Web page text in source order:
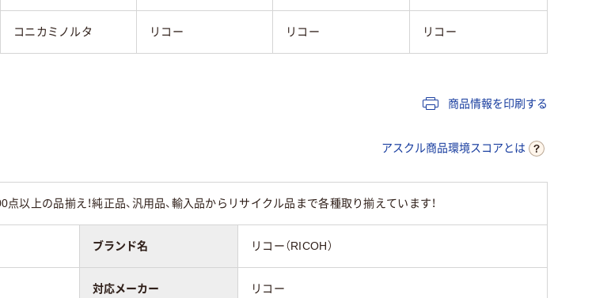
コニカミノルタ リコー リコー リコー
商品情報を印刷する
アスクル商品環境スコアとは
以上の品揃え！純正品、汎用品、輸入品からリサイクル品まで各種取り揃えています！
ブランド名 リコー（RICOH）
対応メーカー リコー